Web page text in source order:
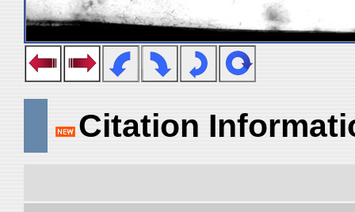
Citation